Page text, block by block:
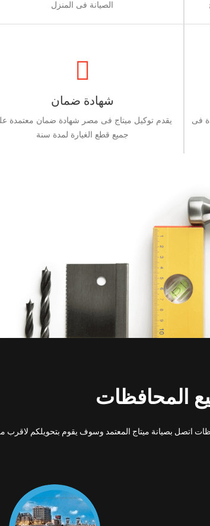
الصيانة فى المنزل
فى
شهادة ضمان
يقدم توكيل ميتاج فى مصر شهادة ضمان معتمدة
جميع قطع الغيارة لمدة سنة
المحافظات
اتصل بصيانة ميتاج المعتمد وسوف يقوم بتحويلكم لاقرب